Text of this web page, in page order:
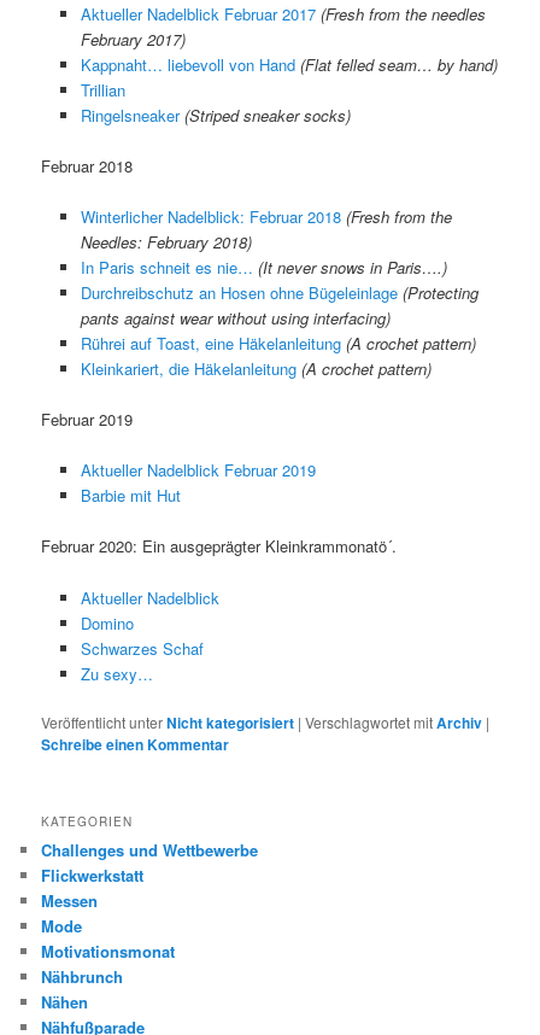
Aktueller Nadelblick Februar 2017 (Fresh from the needles
February 2017)
Kappnaht… liebevoll von Hand (Flat felled seam… by hand)
Trillian
Ringelsneaker (Striped sneaker socks)
Februar 2018
Winterlicher Nadelblick: Februar 2018 (Fresh from the
Needles: February 2018)
In Paris schneit es nie… (It never snows in Paris….)
Durchreibschutz an Hosen ohne Bügeleinlage (Protecting
pants against wear without using interfacing)
Rührei auf Toast, eine Häkelanleitung (A crochet pattern)
Kleinkariert, die Häkelanleitung (A crochet pattern)
Februar 2019
Aktueller Nadelblick Februar 2019
Barbie mit Hut
Februar 2020: Ein ausgeprägter Kleinkrammonatö´.
Aktueller Nadelblick
Domino
Schwarzes Schaf
Zu sexy…
Veröffentlicht unterNicht kategorisiert |Verschlagwortet mitArchiv |
Schreibe einen Kommentar
KATEGORIEN
Challenges und Wettbewerbe
Flickwerkstatt
Messen
Mode
Motivationsmonat
Nähbrunch
Nähen
Nähfußparade